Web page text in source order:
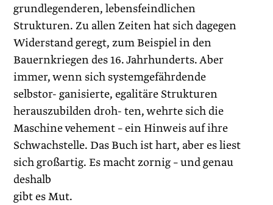
grundlegenderen, lebensfeindlichen
Strukturen. Zu allen Zeiten hat sich dagegen
Widerstand geregt, zum Beispiel in den
Bauernkriegen des 16. Jahrhunderts. Aber
immer, wenn sich systemgefährdende
selbstor- ganisierte, egalitäre Strukturen
herauszubilden droh- ten, wehrte sich die
Maschine vehement – ein Hinweis auf ihre
Schwachstelle. Das Buch ist hart, aber es liest
sich großartig. Es macht zornig – und genau
deshalb
gibt es Mut.